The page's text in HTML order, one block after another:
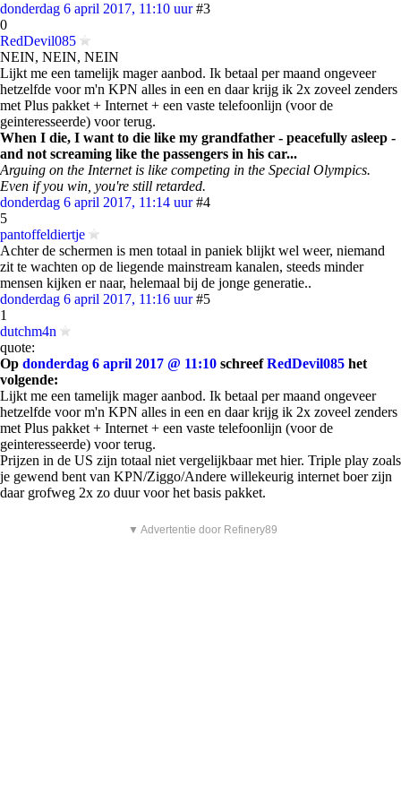
donderdag 6 april 2017, 11:10 uur #3
0
RedDevil085
NEIN, NEIN, NEIN
Lijkt me een tamelijk mager aanbod. Ik betaal per maand ongeveer
hetzelfde voor m'n KPN alles in een en daar krijg ik 2x zoveel zenders
met Plus pakket + Internet + een vaste telefoonlijn (voor de
geinteresseerde) voor terug.
When I die, I want to die like my grandfather - peacefully asleep -
and not screaming like the passengers in his car...
Arguing on the Internet is like competing in the Special Olympics.
Even if you win, you're still retarded.
donderdag 6 april 2017, 11:14 uur #4
5
pantoffeldiertje
Achter de schermen is men totaal in paniek blijkt wel weer, niemand
zit te wachten op de liegende mainstream kanalen, steeds minder
mensen kijken er naar, helemaal bij de jonge generatie..
donderdag 6 april 2017, 11:16 uur #5
1
dutchm4n
quote:
Op donderdag 6 april 2017 @ 11:10 schreefRedDevil085 het
volgende:
Lijkt me een tamelijk mager aanbod. Ik betaal per maand ongeveer
hetzelfde voor m'n KPN alles in een en daar krijg ik 2x zoveel zenders
met Plus pakket + Internet + een vaste telefoonlijn (voor de
geinteresseerde) voor terug.
Prijzen in de US zijn totaal niet vergelijkbaar met hier. Triple play zoals
je gewend bent van KPN/Ziggo/Andere willekeurig internet boer zijn
daar grofweg 2x zo duur voor het basis pakket.
▼ Advertentie door Refinery89